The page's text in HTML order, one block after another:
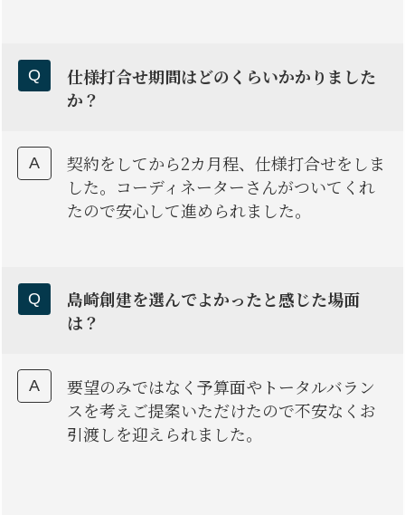
仕様打合せ期間はどのくらいかかりました
か？
契約をしてから2カ月程、仕様打合せをしま
した。コーディネーターさんがついてくれ
たので安心して進められました。
島崎創建を選んでよかったと感じた場面
は？
要望のみではなく予算面やトータルバラン
スを考えご提案いただけたので不安なくお
引渡しを迎えられました。